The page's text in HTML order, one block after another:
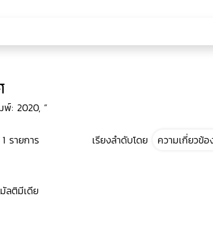
: 2020, ”
รายการ เรียงลำดับโดย
ลติมีเดีย